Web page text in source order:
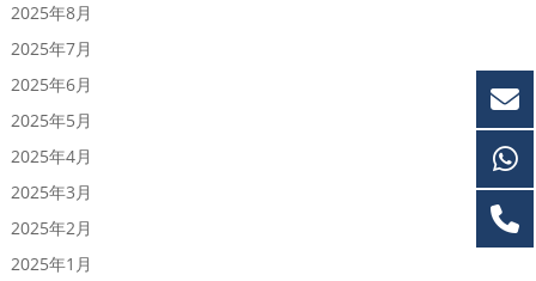
2025年8月
2025年7月
2025年6月
2025年5月
2025年4月
2025年3月
2025年2月
2025年1月